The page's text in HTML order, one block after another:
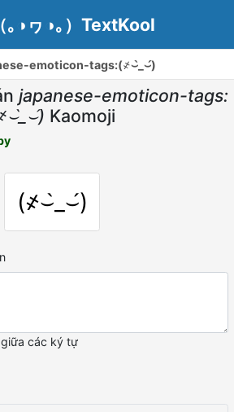
（｡◑ヮ◑｡）TextKool
emoticon-tags:(҂⌣̀_⌣́)
japanese-emoticon-tags:
Kaomoji
(҂⌣̀_⌣́)
các ký tự